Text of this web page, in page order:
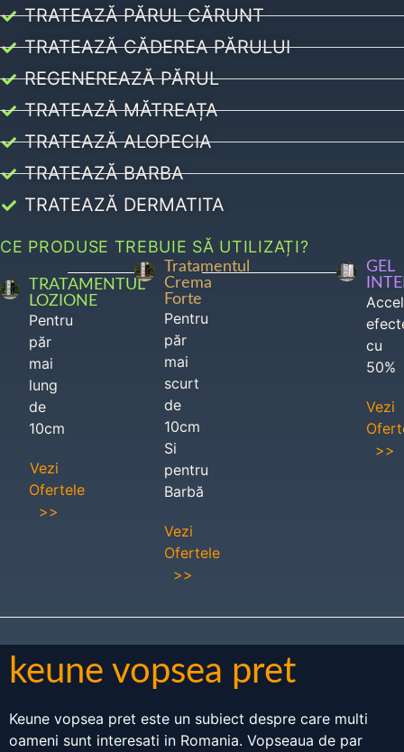
TRATEAZĂ PĂRUL CĂRUNT
TRATEAZĂ CĂDEREA PĂRULUI
REGENEREAZĂ PĂRUL
TRATEAZĂ MĂTREAȚA
TRATEAZĂ ALOPECIA
TRATEAZĂ BARBA
TRATEAZĂ DERMATITA
CE PRODUSE TREBUIE SĂ UTILIZAȚI?
TRATAMENTUL
LOZIONE
Pentru
păr
mai
lung
de
10cm
Vezi
Ofertele
>>
Tratamentul
Crema
Forte
Pentru
păr
mai
scurt
de
10cm
Si
pentru
Barbă
Vezi
Ofertele
>>
GEL
cu
50%
Vezi
>>
keune vopsea pret
Keune vopsea pret este un subiect despre care multi
oameni sunt interesati in Romania. Vopseaua de par